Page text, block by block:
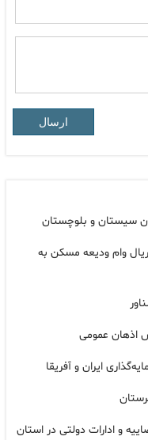
ارسال
سیستان و بلوچستان
بیش از ۲۲۰۰ میلیارد ریال وام ودیعه مسکن به
ایران و آفریقا
و ادارات دولتی در استان